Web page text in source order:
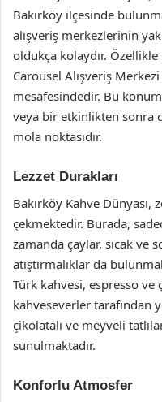
Bakırköy ilçesinde
alışveriş merkezlerinin
oldukça kolaydır.
Carousel Alışveriş
mesafesindedir. Bu
veya bir etkinlikten sonra
mola noktasıdır.
Lezzet Durakları
Bakırköy Kahve
çekmektedir. Burada,
zamanda çaylar, sıcak ve
atıştırmalıklar da
Türk kahvesi, espresso ve
kahveseverler tarafından
çikolatalı ve meyveli
sunulmaktadır.
Konforlu Atmosfer